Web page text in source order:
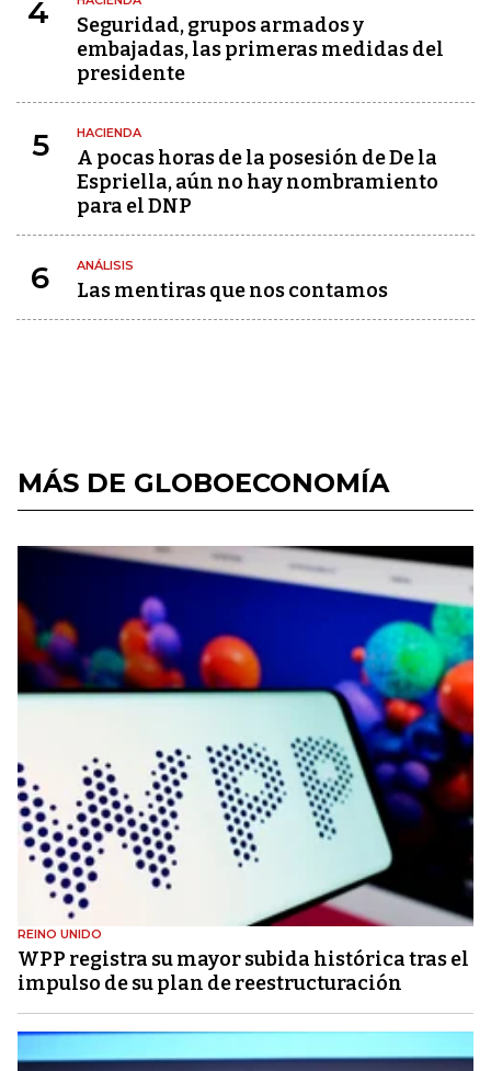
4
Seguridad, grupos armados y
embajadas, las primeras medidas del
presidente
5 HACIENDA
A pocas horas de la posesión de De la
Espriella, aún no hay nombramiento
para el DNP
6 ANÁLISIS
Las mentiras que nos contamos
MÁS DE GLOBOECONOMÍA
REINO UNIDO
WPP registra su mayor subida histórica tras el
impulso de su plan de reestructuración